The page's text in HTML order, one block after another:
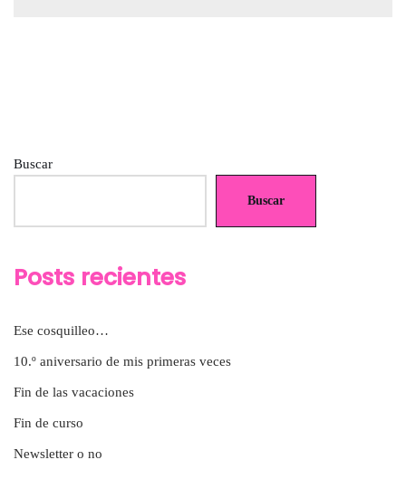
Buscar
Buscar
Posts recientes
Ese cosquilleo…
10.º aniversario de mis primeras veces
Fin de las vacaciones
Fin de curso
Newsletter o no